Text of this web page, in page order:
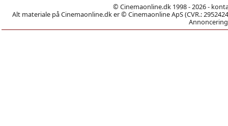
© Cinemaonline.dk 1998 - 2026 -
Alt materiale på Cinemaonline.dk er © Cinemaonline ApS (CVR.: